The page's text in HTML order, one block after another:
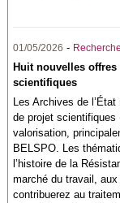
01/05/2026 - Recherche
Huit nouvelles
scientifiques
Les Archives de
de projet
valorisation,
BELSPO. Les
l’histoire de la
marché du travail,
contribuerez au